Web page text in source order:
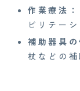
作業療法：
ビリテー
補助器具の
杖などの